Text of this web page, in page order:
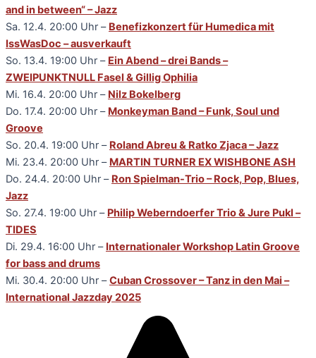
and in between“ – Jazz
Sa. 12.4. 20:00 Uhr – Benefizkonzert für Humedica mit
IssWasDoc – ausverkauft
So. 13.4. 19:00 Uhr – Ein Abend – drei Bands –
ZWEIPUNKTNULL Fasel & Gillig Ophilia
Mi. 16.4. 20:00 Uhr – Nilz Bokelberg
Do. 17.4. 20:00 Uhr – Monkeyman Band – Funk, Soul und
Groove
So. 20.4. 19:00 Uhr – Roland Abreu & Ratko Zjaca – Jazz
Mi. 23.4. 20:00 Uhr – MARTIN TURNER EX WISHBONE ASH
Do. 24.4. 20:00 Uhr – Ron Spielman-Trio – Rock, Pop, Blues,
Jazz
So. 27.4. 19:00 Uhr – Philip Weberndoerfer Trio & Jure Pukl –
TIDES
Di. 29.4. 16:00 Uhr – Internationaler Workshop Latin Groove
for bass and drums
Mi. 30.4. 20:00 Uhr –Cuban Crossover – Tanz in den Mai –
International Jazzday 2025